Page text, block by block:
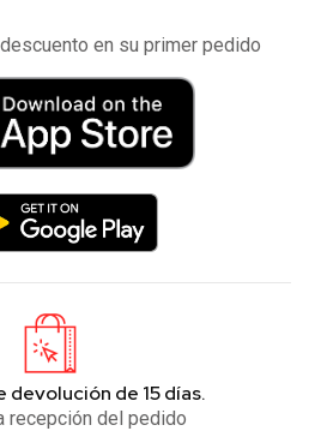
en su primer pedido
devolución de 15 días.
recepción del pedido